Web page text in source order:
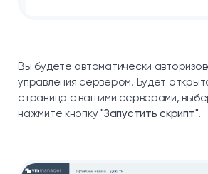
Вы будете автоматически
управления сервером. Будет
страница с вашими серверами,
нажмите кнопку"Запустить скрипт".